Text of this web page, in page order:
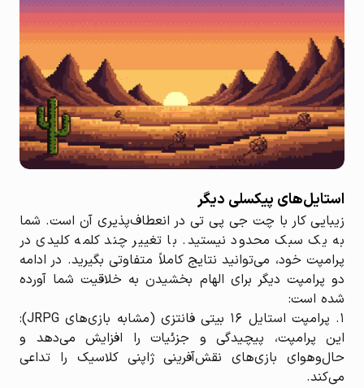
استایل‌های پیکسلی دیگر
زیبایی کار با چت جی پی تی در انعطاف‌پذیری آن است. شما
به یک سبک محدود نیستید. با تغییر چند کلمه کلیدی در
پرامپت خود، می‌توانید نتایج کاملاً متفاوتی بگیرید. در ادامه
دو پرامپت دیگر برای الهام بخشیدن به خلاقیت شما آورده
شده است:
۱. پرامپت استایل ۱۶ بیتی فانتزی (مشابه بازی‌های JRPG):
این پرامپت، پیچیدگی و جزئیات را افزایش می‌دهد و
حال‌وهوای بازی‌های نقش‌آفرینی ژاپنی کلاسیک را تداعی
می‌کند.